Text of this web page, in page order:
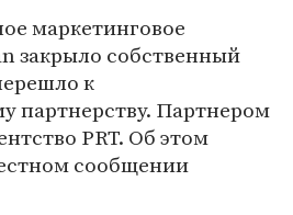
маркетинговое
закрыло собственный
к
партнерству. Партнером
PRT. Об этом
сообщении